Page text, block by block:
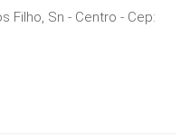
Filho, Sn - Centro - Cep: